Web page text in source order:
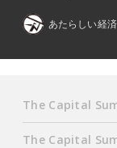
あたらしい経
The Capital
The Capital